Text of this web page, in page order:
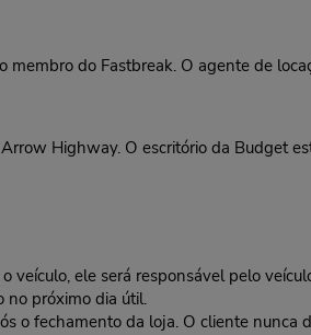
do Fastbreak. O agente de
Highway. O escritório da Budget
ele será responsável pelo
no próximo dia útil.
o fechamento da loja. O cliente nunca